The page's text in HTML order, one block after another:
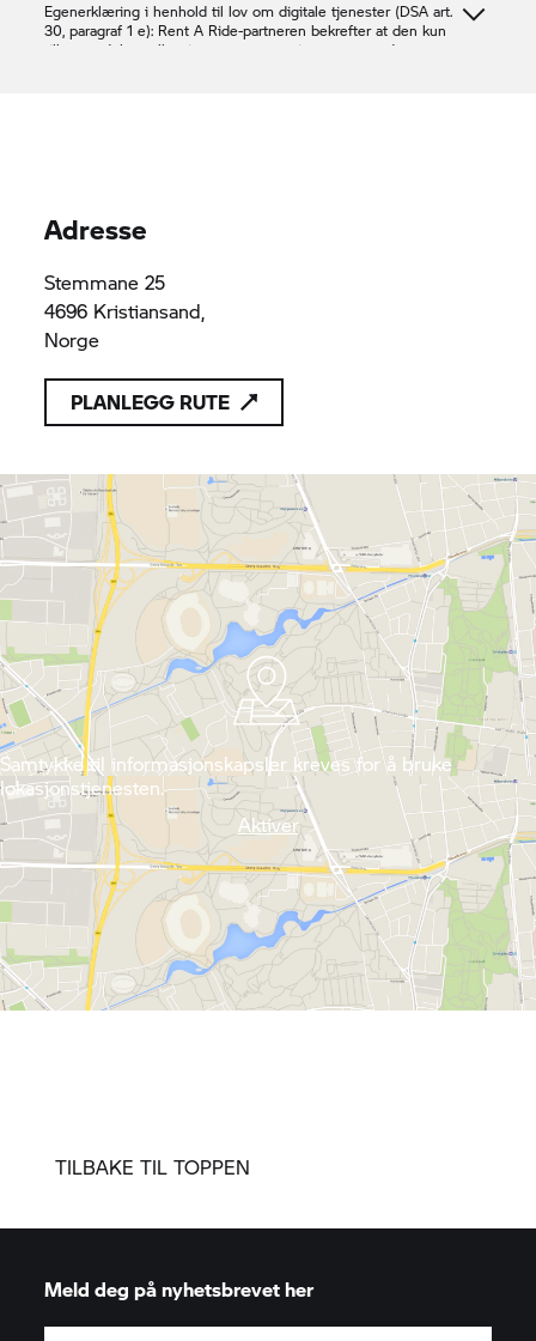
Egenerklæring i henhold til lov om digitale tjenester (DSA art.
30, paragraf 1 e): Rent A Ride-partneren bekrefter at den kun
tilbyr produkter eller tjenester som er i samsvar med
Adresse
Stemmane 25
4696 Kristiansand,
Norge
PLANLEGG RUTE
Samtykke til informasjonskapsler kreves for å bruke
lokasjonstjenesten.
Aktiver
TILBAKE TIL TOPPEN
Meld deg på nyhetsbrevet her